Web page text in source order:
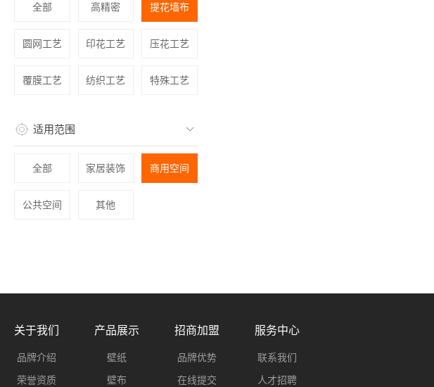
全部 高精密 提花墙布
圆网工艺 印花工艺 压花工艺
覆膜工艺 纺织工艺 特殊工艺
适用范围
全部 家居装饰 商用空间
公共空间 其他
关于我们
品牌介绍
荣誉资质
产品展示
壁纸
壁布
招商加盟
品牌优势
在线提交
服务中心
联系我们
人才招聘